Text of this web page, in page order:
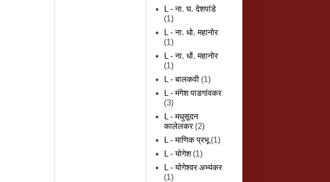
L - ना. घ. देशपांडे
(1)
L - ना. धो. महानोर
(1)
L - ना. धों. महानोर
(1)
L - बालकवी (1)
L - मंगेश पाडगांवकर
(3)
L - मधुसूदन
कालेलकर (2)
L - माणिक प्रभू (1)
L - योगेश (1)
L - योगेश्वर अभ्यंकर
(1)